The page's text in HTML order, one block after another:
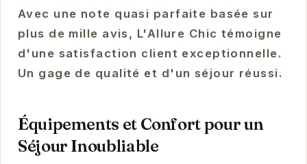
Avec une note quasi parfaite basée sur
plus de mille avis, L'Allure Chic témoigne
d'une satisfaction client exceptionnelle.
Un gage de qualité et d'un séjour réussi.
Équipements et Confort pour un
Séjour Inoubliable